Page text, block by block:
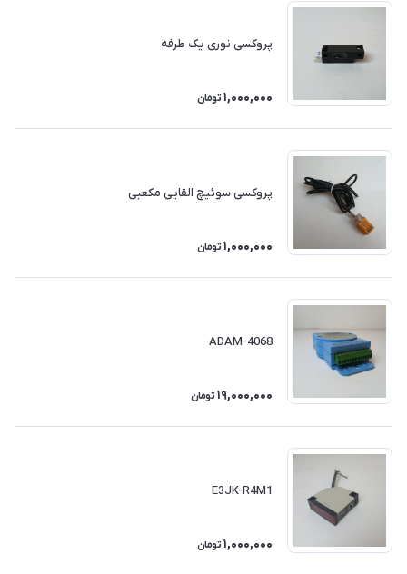
پروکسی نوری یک طرفه
1,000,000 تومان
پروکسی سوئیچ القایی مکعبی
1,000,000 تومان
ADAM-4068
19,000,000 تومان
E3JK-R4M1
1,000,000 تومان